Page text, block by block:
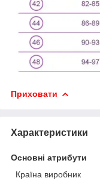
Приховати
Характеристики
Основні атрибути
Країна виробник